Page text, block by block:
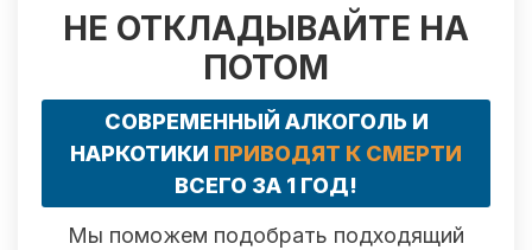
НЕ ОТКЛАДЫВАЙТЕ НА
ПОТОМ
СОВРЕМЕННЫЙ АЛКОГОЛЬ И
НАРКОТИКИ ПРИВОДЯТ К СМЕРТИ
ВСЕГО ЗА 1 ГОД!
Мы поможем подобрать подходящий